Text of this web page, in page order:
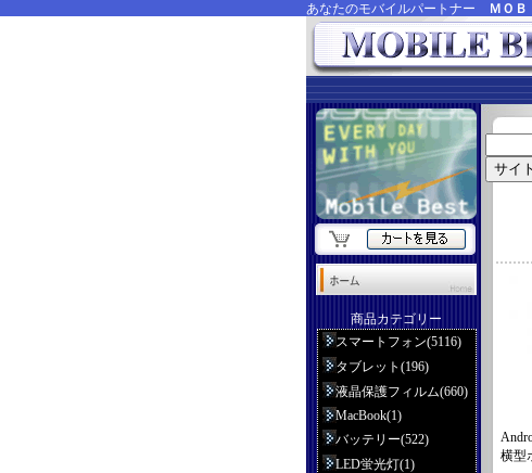
あなたのモバイルパートナー ＭＯ
横型
商品カテゴリー
スマートフォン(5116)
タブレット(196)
液晶保護フィルム(660)
MacBook(1)
バッテリー(522)
LED蛍光灯(1)